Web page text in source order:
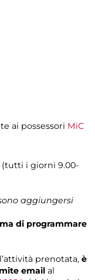
ai possessori MiC
(tutti i giorni 9.00-
aggiungersi
di programmare
prenotata, è
email al